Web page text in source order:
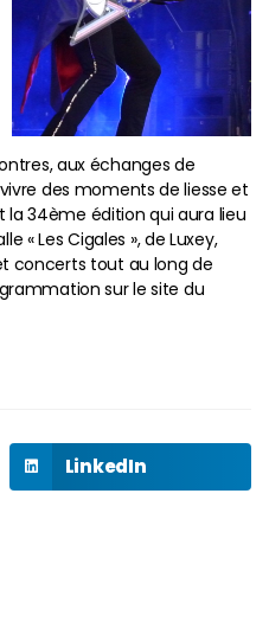
aux échanges de
des moments de liesse et
34ème édition qui aura lieu
« Les Cigales », de Luxey,
concerts tout au long de
sur le site du
LinkedIn